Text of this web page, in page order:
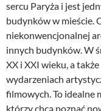
sercu Paryża i jest
budynków w mieście.
niekonwencjonalnej
innych budynków. W
XX i XXI wieku, a
wydarzeniach
filmowych. To idealne
którzy chcą poznać